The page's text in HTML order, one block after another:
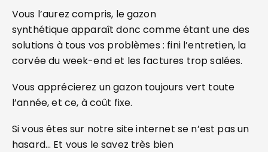
Vous l’aurez compris, le gazon
synthétique apparaît donc comme étant une des
solutions à tous vos problèmes : fini l’entretien, la
corvée du week-end et les factures trop salées.
Vous apprécierez un gazon toujours vert toute
l’année, et ce, à coût fixe.
Si vous êtes sur notre site internet se n’est pas un
hasard… Et vous le savez très bien